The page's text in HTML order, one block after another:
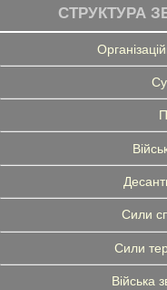
СТРУКТУРА
Сили
Сили
Війська